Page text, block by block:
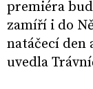
premiéra
zamíří i do
natáčecí den
uvedla